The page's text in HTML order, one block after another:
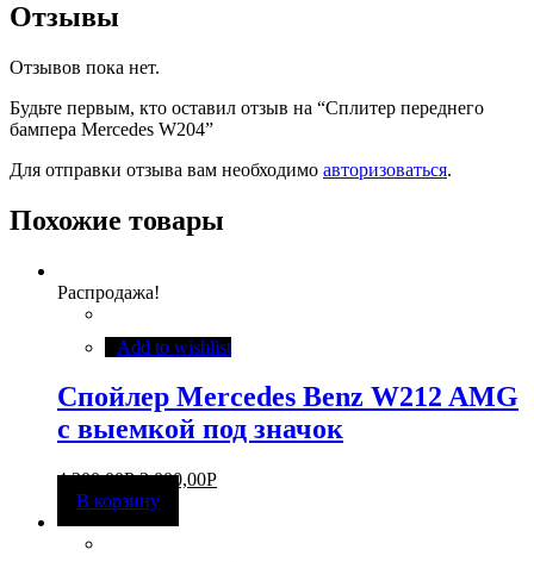
Отзывы
Отзывов пока нет.
Будьте первым, кто оставил отзыв на “Сплитер переднего
бампера Mercedes W204”
Для отправки отзыва вам необходимо авторизоваться.
Похожие товары
Распродажа!
Add to wishlist
Спойлер Mercedes Benz W212 AMG
c выемкой под значок
4 300,00Р 3 000,00Р
В корзину